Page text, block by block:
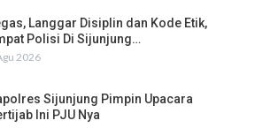
Langgar Disiplin dan Kode Etik,
Polisi Di Sijunjung…
2026
Sijunjung Pimpin Upacara
Ini PJU Nya